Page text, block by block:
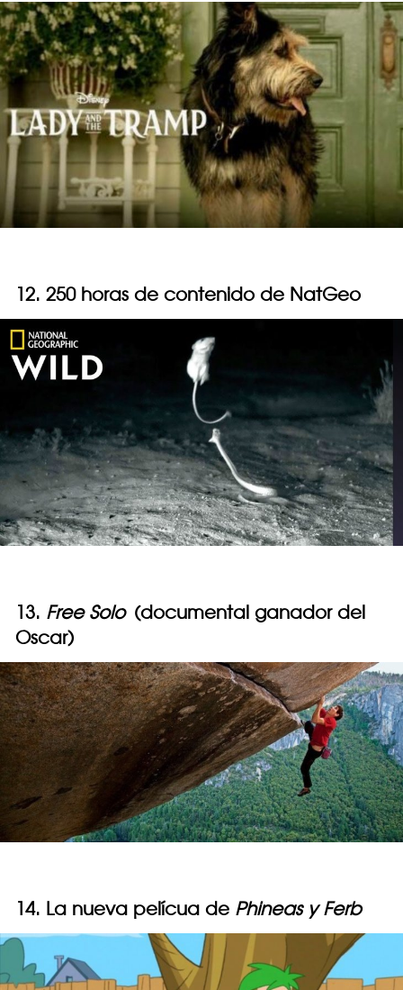
12. 250 horas de contenido de NatGeo
13. Free Solo (documental ganador del
Oscar)
14. La nueva pelícua de Phineas y Ferb